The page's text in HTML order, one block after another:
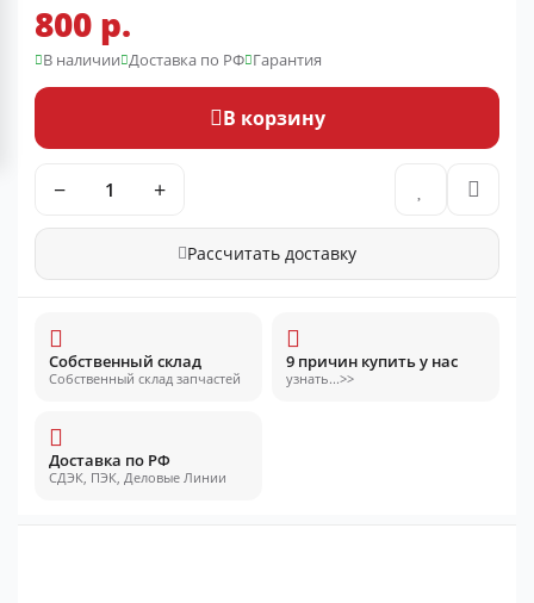
800 р.
В наличии Доставка по РФ Гарантия
В корзину
− +
Рассчитать доставку
Собственный склад
Собственный склад запчастей
9 причин купить у нас
узнать...>>
Доставка по РФ
СДЭК, ПЭК, Деловые Линии